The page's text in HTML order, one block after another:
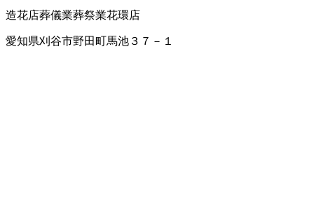
造花店葬儀業葬祭業花環店
愛知県刈谷市野田町馬池３７－１